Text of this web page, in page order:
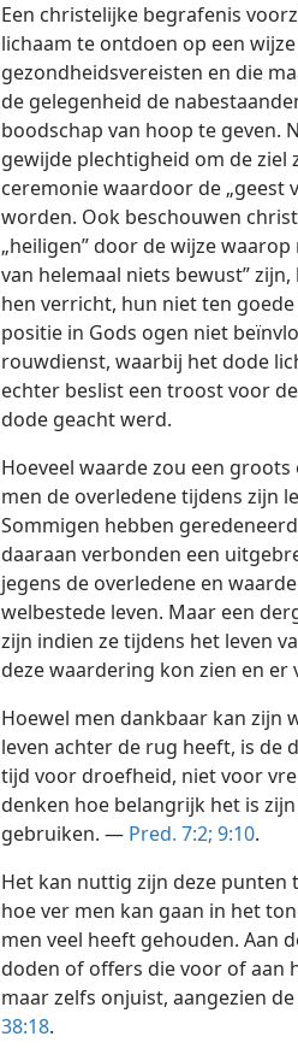
Een christelijke begrafenis
lichaam te ontdoen op een
gezondheidsvereisten en die
de gelegenheid de
boodschap van hoop te geven.
gewijde plechtigheid om de ziel
ceremonie waardoor de „geest
worden. Ook beschouwen
„heiligen” door de wijze
van helemaal niets bewust”
hen verricht, hun niet ten
positie in Gods ogen niet
rouwdienst, waarbij het dode
echter beslist een troost voor
dode geacht werd.
Hoeveel waarde zou een
men de overledene tijdens zijn
Sommigen hebben
daaraan verbonden een
jegens de overledene en
welbestede leven. Maar een
zijn indien ze tijdens het leven
deze waardering kon zien en
Hoewel men dankbaar kan zijn
leven achter de rug heeft, is de
tijd voor droefheid, niet voor
denken hoe belangrijk het is
gebruiken. — Pred. 7:2; 9:10.
Het kan nuttig zijn deze punten
hoe ver men kan gaan in het
men veel heeft gehouden. Aan
doden of offers die voor of aan
maar zelfs onjuist, aangezien
38:18.